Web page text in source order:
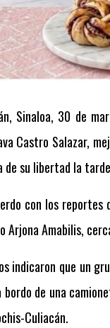
Sinaloa, 30 de
Castro Salazar,
de su libertad la
con los
Arjona Amabilis,
indicaron que un
bordo de una
Culiacán.